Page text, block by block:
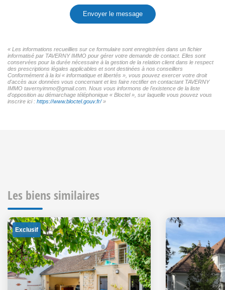
Envoyer le message
« Les informations recueillies sur ce formulaire sont enregistrées dans un fichier
informatisé par TAVERNY IMMO pour gérer votre demande de contact. Elles sont
conservées pour la durée nécessaire à la gestion de la relation client dans le respect
des prescriptions légales applicables et sont destinées à nos conseillers
Conformément à la loi « informatique et libertés », vous pouvez exercer votre droit
d'accès aux données vous concernant et les faire rectifier en contactant TAVERNY
IMMO tavernyimmo@gmail.com. Nous vous informons de l'existence de la liste
d'opposition au démarchage téléphonique « Bloctel », sur laquelle vous pouvez vous
inscrire ici : https://www.bloctel.gouv.fr/»
Les biens similaires
Exclusif